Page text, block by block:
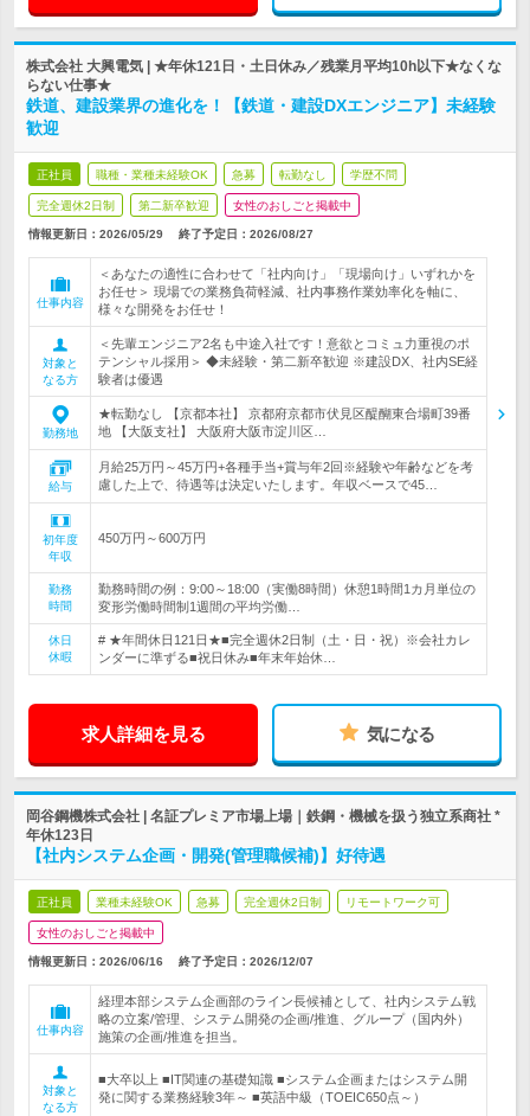
株式会社 大興電気 | ★年休121日・土日休み／残業月平均10h以下★なくな
らない仕事★
鉄道、建設業界の進化を！【鉄道・建設DXエンジニア】未経験
歓迎
正社員 職種・業種未経験OK 急募 転勤なし 学歴不問
完全週休2日制 第二新卒歓迎 女性のおしごと掲載中
情報更新日：2026/05/29 終了予定日： 2026/08/27
仕事内容
＜あなたの適性に合わせて「社内向け」「現場向け」いずれかを
お任せ＞ 現場での業務負荷軽減、社内事務作業効率化を軸に、
様々な開発をお任せ！
対象と
なる方
＜先輩エンジニア2名も中途入社です！意欲とコミュ力重視のポ
テンシャル採用＞ ◆未経験・第二新卒歓迎 ※建設DX、社内SE経
験者は優遇
勤務地
★転勤なし 【京都本社】 京都府京都市伏見区醍醐東合場町39番
地 【大阪支社】 大阪府大阪市淀川区…
給与
月給25万円～45万円+各種手当+賞与年2回※経験や年齢などを考
慮した上で、待遇等は決定いたします。年収ベースで45…
初年度
年収
450万円～600万円
勤務
時間
勤務時間の例：9:00～18:00（実働8時間）休憩1時間1カ月単位の
変形労働時間制1週間の平均労働…
休日
休暇
# ★年間休日121日★■完全週休2日制（土・日・祝）※会社カレ
ンダーに準ずる■祝日休み■年末年始休…
求人詳細を見る 気になる
岡谷鋼機株式会社 | 名証プレミア市場上場｜鉄鋼・機械を扱う独立系商社 *
年休123日
【社内システム企画・開発(管理職候補)】好待遇
正社員 業種未経験OK 急募 完全週休2日制 リモートワーク可
女性のおしごと掲載中
情報更新日：2026/06/16 終了予定日： 2026/12/07
仕事内容
経理本部システム企画部のライン長候補として、社内システム戦
略の立案/管理、システム開発の企画/推進、グループ（国内外）
施策の企画/推進を担当。
対象と
なる方
■大卒以上 ■IT関連の基礎知識 ■システム企画またはシステム開
発に関する業務経験3年～ ■英語中級（TOEIC650点～）